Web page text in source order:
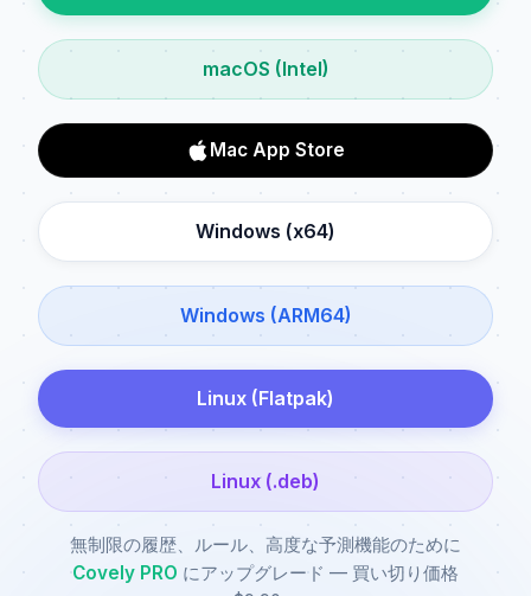
macOS (Intel)
Mac App Store
Windows (x64)
Windows (ARM64)
Linux (Flatpak)
Linux (.deb)
無制限の履歴、ルール、高度な予測機能のために
Covely PRO にアップグレード — 買い切り価格